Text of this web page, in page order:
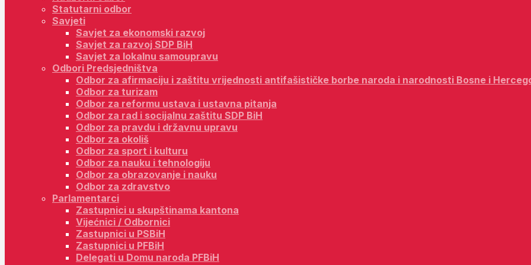
Statutarni odbor
Savjeti
Savjet za ekonomski razvoj
Savjet za razvoj SDP BiH
Savjet za lokalnu samoupravu
Odbori Predsjedništva
Odbor za afirmaciju i zaštitu vrijednosti antifašističke borbe naroda i narodnosti Bosne i
Odbor za turizam
Odbor za reformu ustava i ustavna pitanja
Odbor za rad i socijalnu zaštitu SDP BiH
Odbor za pravdu i državnu upravu
Odbor za okoliš
Odbor za sport i kulturu
Odbor za nauku i tehnologiju
Odbor za obrazovanje i nauku
Odbor za zdravstvo
Parlamentarci
Zastupnici u skupštinama kantona
Vijećnici / Odbornici
Zastupnici u PSBiH
Zastupnici u PFBiH
Delegati u Domu naroda PFBiH